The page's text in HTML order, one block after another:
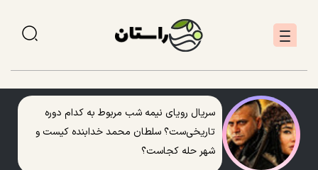
سریال رویای نیمه شب مربوط به کدام دوره
تاریخی‌ست؟ سلطان محمد خدابنده کیست و
شهر حله کجاست؟